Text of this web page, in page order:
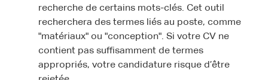
recherche de certains mots-clés. Cet outil
recherchera des termes liés au poste, comme
"matériaux" ou "conception". Si votre CV ne
contient pas suffisamment de termes
appropriés, votre candidature risque d’être